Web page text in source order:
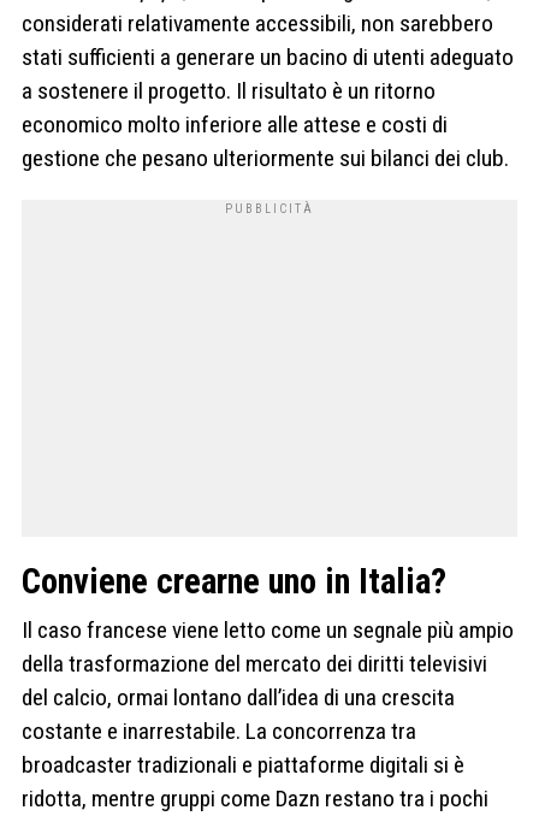
considerati relativamente accessibili, non sarebbero
stati sufficienti a generare un bacino di utenti adeguato
a sostenere il progetto. Il risultato è un ritorno
economico molto inferiore alle attese e costi di
gestione che pesano ulteriormente sui bilanci dei club.
Conviene crearne uno in Italia?
Il caso francese viene letto come un segnale più ampio
della trasformazione del mercato dei diritti televisivi
del calcio, ormai lontano dall’idea di una crescita
costante e inarrestabile. La concorrenza tra
broadcaster tradizionali e piattaforme digitali si è
ridotta, mentre gruppi come Dazn restano tra i pochi